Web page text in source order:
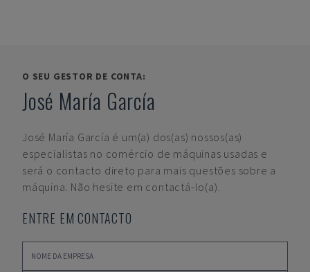
O SEU GESTOR DE CONTA:
José María García
José María García é um(a) dos(as) nossos(as)
especialistas no comércio de máquinas usadas e
será o contacto direto para mais questões sobre a
máquina. Não hesite em contactá-lo(a).
ENTRE EM CONTACTO